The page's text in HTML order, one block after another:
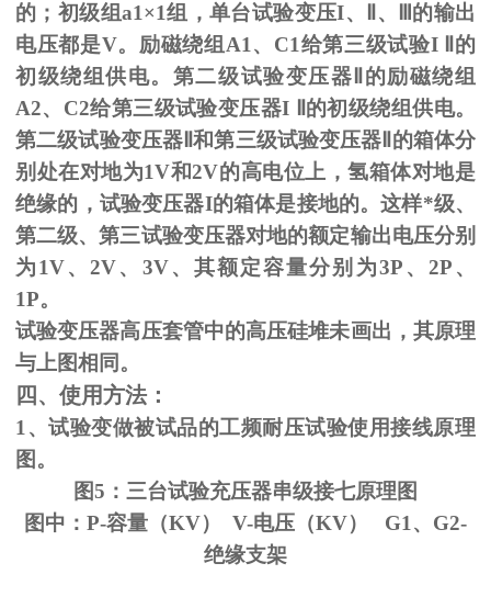
的；初级组a1×1组，单台试验变压I、 、
的输出
电压都是V。励磁绕组 A1 、 C1给第三级试验I
Ⅱ的
初级绕组供电。第二级试验变压器Ⅱ的励磁绕组
A2、C2给第三级试验变压器I Ⅱ的初级绕组供电。
第二级试验变压器Ⅱ和第三级试验变压器Ⅱ的箱体分
别处在对地为1V和2V的高电位上，氢箱体对地是
绝缘的，试验变压器I的箱体是接地的。这样*级、
第二级、第三试验变压器对地的额定输出电压分别
为1V、2V、3V、其额定容量分别为3P、2P、
1P。
试验变压器高压套管中的高压硅堆未画出，其原理
与上图相同。
四、使用方法：
1、试验变做被试品的工频耐压试验使用接线原理
图。
图5：三台试验充压器串级接七原理图
图中：P-容量（KV） V-电压（KV） G1、G2-
绝缘支架